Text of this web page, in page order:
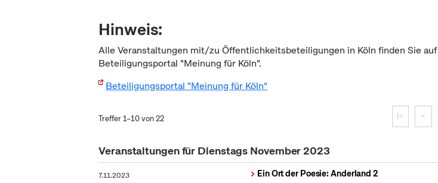
Hinweis:
Alle Veranstaltungen mit/zu Öffentlichkeitsbeteiligungen in Köln finden Sie
Beteiligungsportal "Meinung für Köln".
Beteiligungsportal "Meinung für Köln"
Treffer 1–10 von 22 |< <
Veranstaltungen für Dienstags November 2023
7.11.2023
Ein Ort der Poesie: Anderland 2